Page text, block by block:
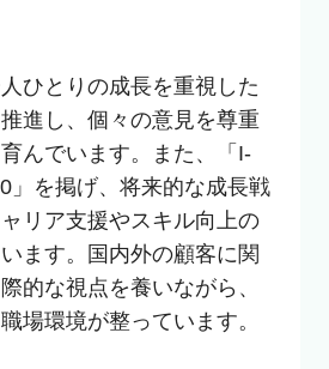
ひとりの成長を重視した
進し、個々の意見を尊重
んでいます。また、「I-
」を掲げ、将来的な成長戦
リア支援やスキル向上の
ます。国内外の顧客に関
的な視点を養いながら、
場環境が整っています。